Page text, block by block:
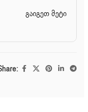
გაიგეთ მეტი